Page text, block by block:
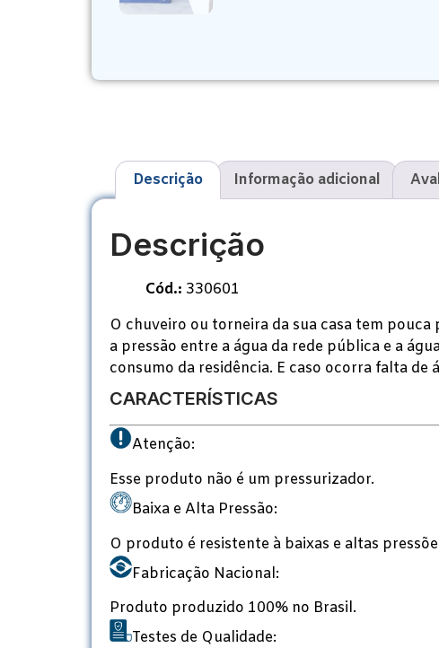
Descrição Informação adicional
Descrição
Cód.: 330601
O chuveiro ou torneira da sua casa tem
a pressão entre a água da rede pública e a
consumo da residência. E caso ocorra falta de
CARACTERÍSTICAS
Atenção:
Esse produto não é um pressurizador.
Baixa e Alta Pressão:
O produto é resistente à baixas e altas
Fabricação Nacional:
Produto produzido 100% no Brasil.
Testes de Qualidade: